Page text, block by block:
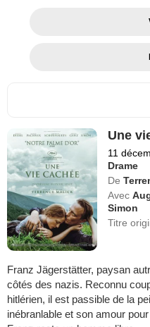
Une
11
Drame
De
Avec
Simon
Titre
Franz Jägerstätter, paysan
côtés des nazis. Reconnu
hitlérien, il est passible de la
inébranlable et son amour